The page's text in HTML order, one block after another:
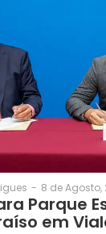
- 8 de Agosto,
Parque
em